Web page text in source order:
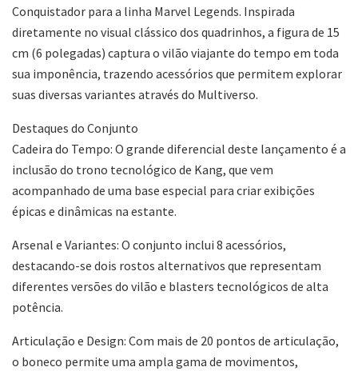
Conquistador para a linha Marvel Legends. Inspirada
diretamente no visual clássico dos quadrinhos, a figura de 15
cm (6 polegadas) captura o vilão viajante do tempo em toda
sua imponência, trazendo acessórios que permitem explorar
suas diversas variantes através do Multiverso.
Destaques do Conjunto
Cadeira do Tempo: O grande diferencial deste lançamento é a
inclusão do trono tecnológico de Kang, que vem
acompanhado de uma base especial para criar exibições
épicas e dinâmicas na estante.
Arsenal e Variantes: O conjunto inclui 8 acessórios,
destacando-se dois rostos alternativos que representam
diferentes versões do vilão e blasters tecnológicos de alta
potência.
Articulação e Design: Com mais de 20 pontos de articulação,
o boneco permite uma ampla gama de movimentos,